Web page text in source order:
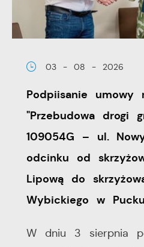
03 - 08 - 2026
Podpiisanie umowy
"Przebudowa drogi
109054G – ul.
odcinku od
Lipową do
Wybickiego w
W dniu 3 sierpnia